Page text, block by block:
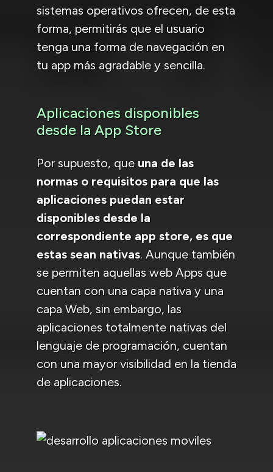
sistemas operativos ofrecen, de esta
forma, permitirás que el usuario
tenga una forma de navegación en
tu app más agradable y sencilla.
Aplicaciones disponibles
desde la App Store
Por supuesto, que una de las
normas o requisitos para que las
aplicaciones puedan estar
disponibles desde la
correspondiente app store, es que
estas sean nativas. Aunque también
se permiten aquellas web Apps que
cuentan con una capa nativa y una
capa Web, sin embargo, las
aplicaciones totalmente nativas del
lenguaje de programación, cuentan
con una mayor visibilidad en la tienda
de aplicaciones.